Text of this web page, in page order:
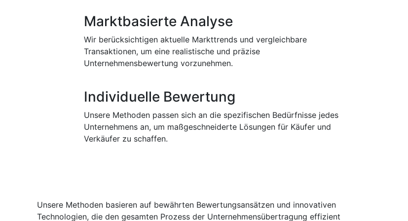
Marktbasierte Analyse
Wir berücksichtigen aktuelle Markttrends und vergleichbare
Transaktionen, um eine realistische und präzise
Unternehmensbewertung vorzunehmen.
Individuelle Bewertung
Unsere Methoden passen sich an die spezifischen Bedürfnisse jedes
Unternehmens an, um maßgeschneiderte Lösungen für Käufer und
Verkäufer zu schaffen.
Unsere Methoden basieren auf bewährten Bewertungsansätzen und innovativen
Technologien, die den gesamten Prozess der Unternehmensübertragung effizient